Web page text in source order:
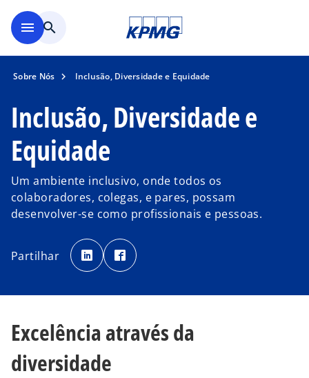
menu search
Sobre Nós Inclusão, Diversidade e Equidade
Inclusão, Diversidade e
Equidade
Um ambiente inclusivo, onde todos os
colaboradores, colegas, e pares, possam
desenvolver-se como profissionais e pessoas.
Partilhar
o
p
e
n
t
a
p
e
t
a
Excelência através da
diversidade